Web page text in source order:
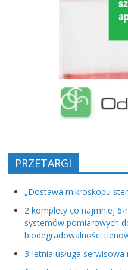
PRZETARGI
„Dostawa mikroskopu
2 komplety co najmniej
systemów pomiarowych
biodegradowalności
3-letnia usługa